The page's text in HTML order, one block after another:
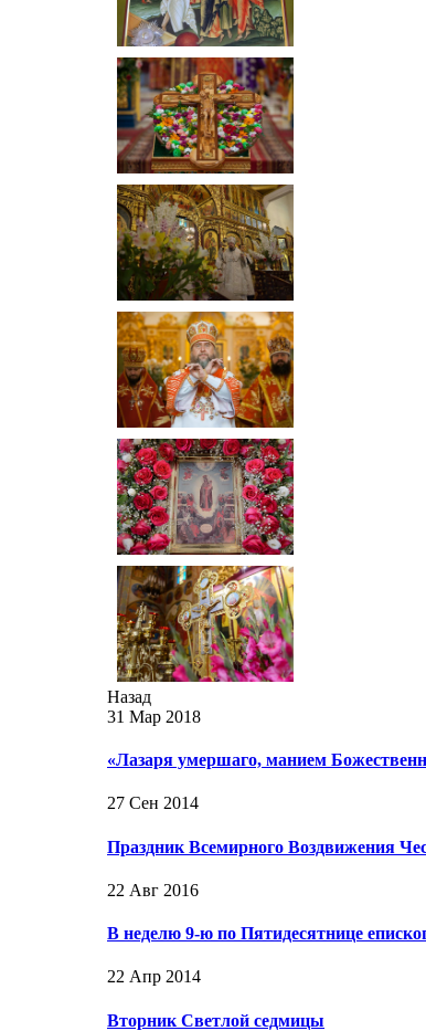
Назад
31 Мар 2018
«Лазаря умершаго, манием
27 Сен 2014
Праздник Всемирного Воздвижения
22 Авг 2016
В неделю 9-ю по Пятидесятнице
22 Апр 2014
Вторник Светлой седмицы